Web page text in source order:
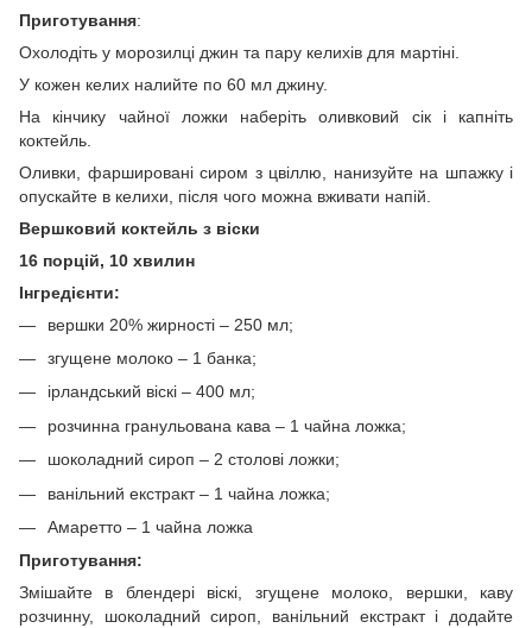
Приготування:
Охолодіть у морозилці джин та пару келихів для мартіні.
У кожен келих налийте по 60 мл джину.
На кінчику чайної ложки наберіть оливковий сік і капніть
коктейль.
Оливки, фаршировані сиром з цвіллю, нанизуйте на шпажку і
опускайте в келихи, після чого можна вживати напій.
Вершковий коктейль з віски
16 порцій, 10 хвилин
Інгредієнти:
вершки 20% жирності – 250 мл;
згущене молоко – 1 банка;
ірландський віскі – 400 мл;
розчинна гранульована кава – 1 чайна ложка;
шоколадний сироп – 2 столові ложки;
ванільний екстракт – 1 чайна ложка;
Амаретто – 1 чайна ложка
Приготування:
Змішайте в блендері віскі, згущене молоко, вершки, каву
розчинну, шоколадний сироп, ванільний екстракт і додайте